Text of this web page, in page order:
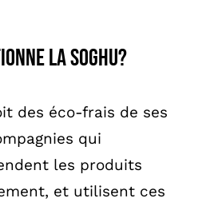
la SOGHU?
des éco-frais de ses
qui
les produits
et utilisent ces